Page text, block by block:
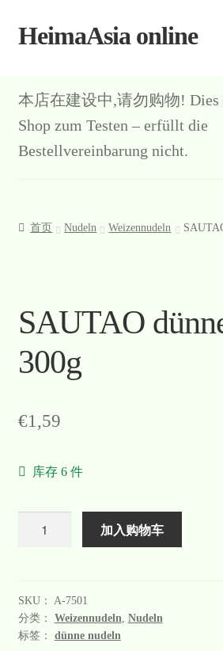
Skip
Skip
HeimaAsia online
本店在建设中,请勿购物! Dies
Shop zum Testen – erfüllt die
Bestellvereinbarung nicht.
首页 Nudeln Weizennudeln
SAUTAO
300g
€1,59
库存 6 件
加入购物车
SKU： A-7501
分类： Weizennudeln Nudeln
标签： dünne nudeln